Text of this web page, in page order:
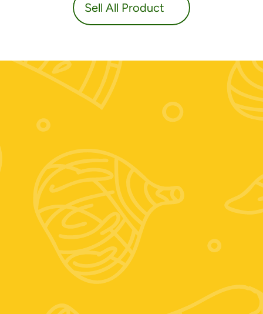
Sell All Product
Contattaci:
+39 389 674 9889
Zooagricolafiore@alice.it
Scrivici su whatsapp
Seguici sui social
Instagram
Facebook